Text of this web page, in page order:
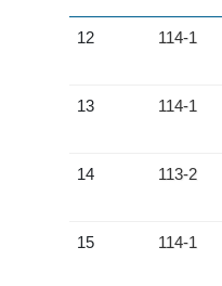
12 114-1
13 114-1
14 113-2
15 114-1